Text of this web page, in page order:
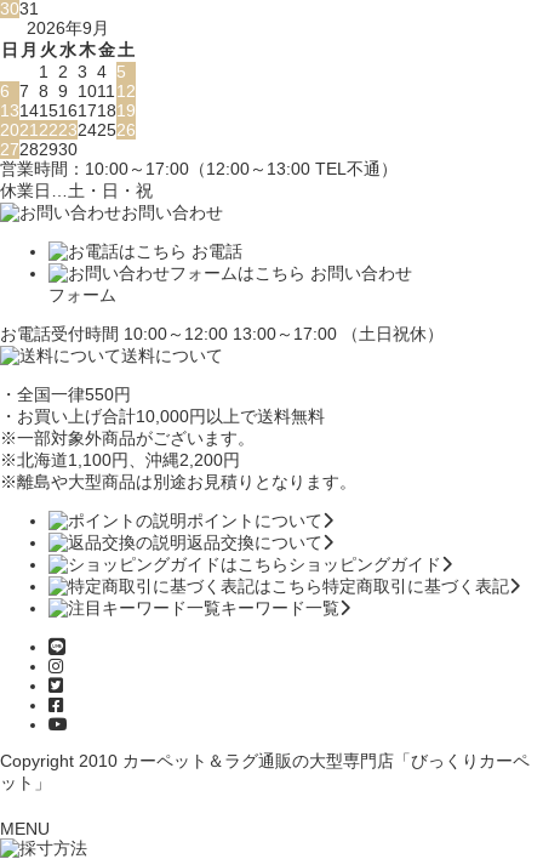
3031
2026年9月
日 月 火水木金土
1
2 3 4 5
6 7 8 9 1011 12
13141516171819
2021 2223242526
27282930
営業時間：10:00～17:00（12:00～13:00 TEL不通）
休業日…土・日・祝
お問い合わせ
お電話
お問い合わせ
フォーム
お電話受付時間 10:00～12:00 13:00～17:00 （土日祝休）
送料について
・全国一律550円
・お買い上げ合計10,000円 以上で送料無料
※一部対象外商品がございます。
※北海道1,100円
、沖縄2,200円
※離島や大型商品は別途お見積りとなります。
ポイントについて
返品交換について
ショッピングガイド
特定商取引に基づく表記
キーワード一覧
Copyright 2010 カーペット＆ラグ通販の大型専門店「びっくりカーペ
ット」
MENU